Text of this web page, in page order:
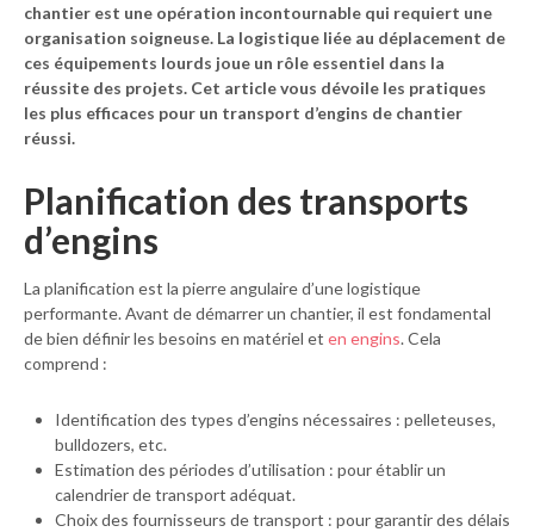
chantier est une opération incontournable qui requiert une
organisation soigneuse. La logistique liée au déplacement de
ces équipements lourds joue un rôle essentiel dans la
réussite des projets. Cet article vous dévoile les pratiques
les plus efficaces pour un transport d’engins de chantier
réussi.
Planification des transports
d’engins
La planification est la pierre angulaire d’une logistique
performante. Avant de démarrer un chantier, il est fondamental
de bien définir les besoins en matériel et en engins. Cela
comprend :
Identification des types d’engins nécessaires : pelleteuses,
bulldozers, etc.
Estimation des périodes d’utilisation : pour établir un
calendrier de transport adéquat.
Choix des fournisseurs de transport : pour garantir des délais